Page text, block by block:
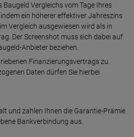
Baugeld Vergleichs vom Tage Ihres
ein höherer effektiver Jahreszins
Vergleich ausgewiesen wird als in
Der Screenshot muss sich dabei auf
Anbieter beziehen.
Finanzierungsvertrags zu.
Daten dürfen Sie hierbei
und zahlen Ihnen die Garantie-Prämie
Bankverbindung aus.